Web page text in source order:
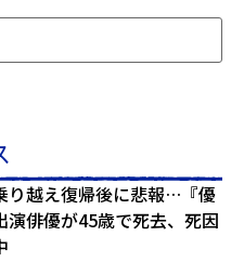
り越え復帰後に悲報…『優
演俳優が45歳で死去、死因